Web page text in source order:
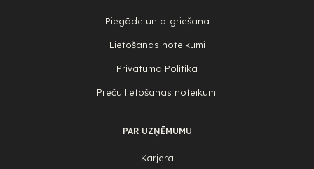
Piegāde un atgriešana
Lietošanas noteikumi
Privātuma Politika
Preču lietošanas noteikumi
PAR UZŅĒMUMU
Karjera